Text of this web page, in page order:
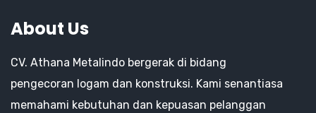
About Us
CV. Athana Metalindo bergerak di bidang
pengecoran logam dan konstruksi. Kami senantiasa
memahami kebutuhan dan kepuasan pelanggan